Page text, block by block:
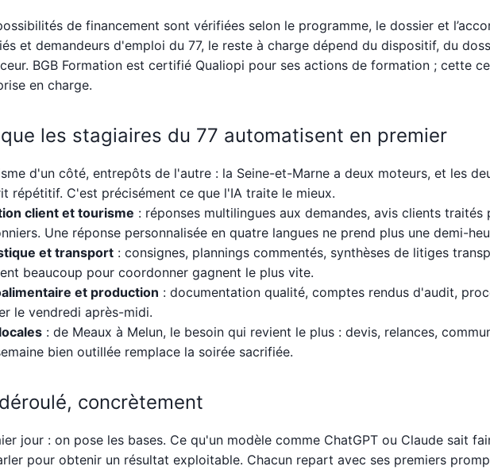
de financement sont vérifiées selon le programme, le dossier et
et demandeurs d'emploi du 77, le reste à charge dépend du dispositif, du
BGB Formation est certifié Qualiopi pour ses actions de formation ; cette
en charge.
les stagiaires du 77 automatisent en premier
d'un côté, entrepôts de l'autre : la Seine-et-Marne a deux moteurs, et les
répétitif. C'est précisément ce que l'IA traite le mieux.
client et tourisme : réponses multilingues aux demandes, avis clients traités
Une réponse personnalisée en quatre langues ne prend plus une demi-
et transport : consignes, plannings commentés, synthèses de litiges
beaucoup pour coordonner gagnent le plus vite.
et production : documentation qualité, comptes rendus d'audit,
le vendredi après-midi.
: de Meaux à Melun, le besoin qui revient le plus : devis, relances,
bien outillée remplace la soirée sacrifiée.
concrètement
jour : on pose les bases. Ce qu'un modèle comme ChatGPT ou Claude sait
pour obtenir un résultat exploitable. Chacun repart avec ses premiers